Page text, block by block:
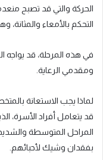
الحركة والتي قد تصبح
التحكم بالأمعاء والمثانة،
في هذه المرحلة، قد
ومقدمي الرعاية.
لماذا يجب الاستعانة
قد يتعامل أفراد الأسرة،
المراحل المتوسطة
بفقدان وشيك لأحبائهم.